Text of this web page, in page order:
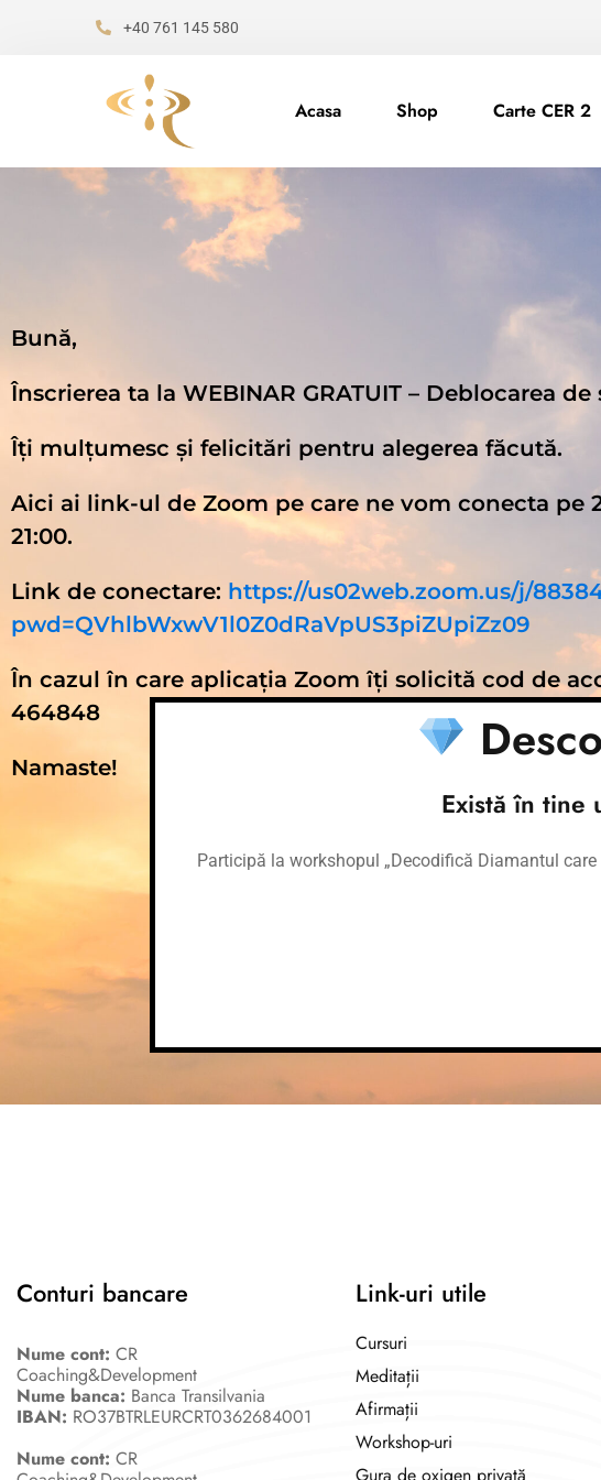
+40 761 145 580
Acasa Shop Carte CER 2
Bună,
Înscrierea ta la WEBINAR GRATUIT – Deblocarea
Îți mulțumesc și felicitări pentru alegerea făcută.
Aici ai link-ul de Zoom pe care ne vom conecta pe
21:00.
Link de conectare: https://us02web.zoom.us/j/
pwd=QVhlbWxwV1l0Z0dRaVpUS3piZUpiZz09
În cazul în care aplicația Zoom îți solicită cod de
464848
Namaste!
Conturi bancare
Nume cont: CR
Coaching&Development
Nume banca: Banca Transilvania
IBAN: RO37BTRLEURCRT0362684001
Nume cont: CR
Link-uri utile
Cursuri
Meditații
Afirmații
Workshop-uri
Există în tine
Participă la workshopul „Decodifică Diamantul